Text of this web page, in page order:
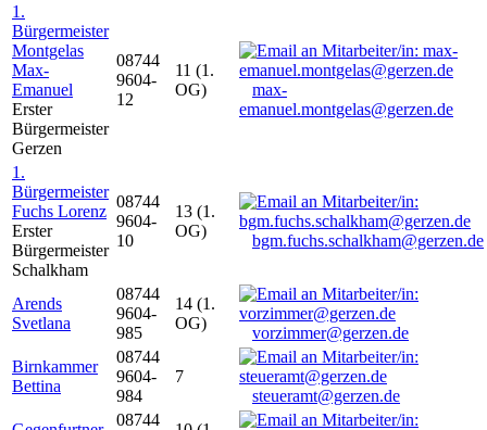
1.
Bürgermeister
Montgelas
Max-
Emanuel
Erster
Bürgermeister
Gerzen
08744
9604-
12
11 (1.
OG)
max-
emanuel.montgelas@gerzen.de
1.
Bürgermeister
Fuchs Lorenz
Erster
Bürgermeister
Schalkham
08744
9604-
10
13 (1.
OG)
bgm.fuchs.schalkham@gerzen.de
Arends
Svetlana
08744
9604-
985
14 (1.
OG)
vorzimmer@gerzen.de
Birnkammer
Bettina
08744
9604-
984
7
steueramt@gerzen.de
08744